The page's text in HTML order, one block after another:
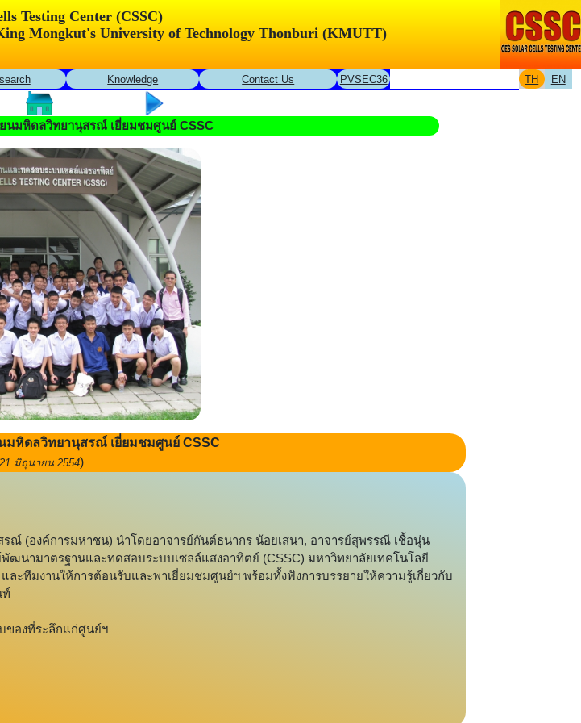
Testing Center (CSSC)
Mongkut's University of Technology Thonburi (KMUTT)
Knowledge Contact Us PVSEC36 TH EN
ยนมหิดลวิทยานุสรณ์ เยี่ยมชมศูนย์ CSSC
นมหิดลวิทยานุสรณ์ เยี่ยมชมศูนย์ CSSC
มิถุนายน 2554)
ณ์ (องค์การมหาชน) นำโดยอาจารย์กันต์ธนากร น้อยเสนา, อาจารย์สุพรรณี เชื้อนุ่น
นามาตรฐานและทดสอบระบบเซลล์แสงอาทิตย์ (CSSC) มหาวิทยาลัยเทคโนโลยี
ะทีมงานให้การต้อนรับและพาเยี่ยมชมศูนย์ฯ พร้อมทั้งฟังการบรรยายให้ความรู้เกี่ยวกับ
ท์
ของที่ระลึกแก่ศูนย์ฯ